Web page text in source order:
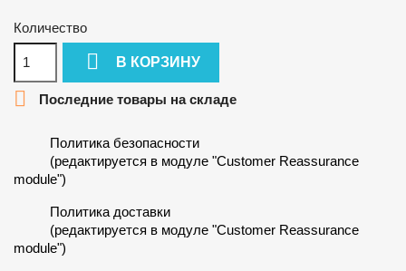
Количество
 В КОРЗИНУ
 Последние товары на складе
Политика безопасности
(редактируется в модуле "Customer Reassurance
module")
Политика доставки
(редактируется в модуле "Customer Reassurance
module")